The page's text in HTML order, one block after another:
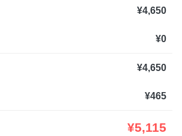
¥4,650
¥0
¥4,650
¥465
¥5,115